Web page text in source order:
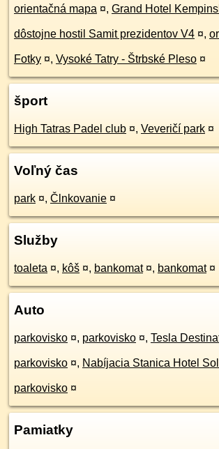
orientačná mapa ¤, Grand Hotel
dôstojne hostil Samit prezidentov V4 ¤,
Fotky ¤, Vysoké Tatry - Štrbské Pleso ¤
šport
High Tatras Padel club ¤, Veveričí park ¤
Voľný čas
park ¤, Člnkovanie ¤
Služby
toaleta ¤, kôš ¤, bankomat ¤, bankomat ¤
Auto
parkovisko ¤, parkovisko ¤, Tesla
parkovisko ¤, Nabíjacia Stanica Hotel
parkovisko ¤
Pamiatky